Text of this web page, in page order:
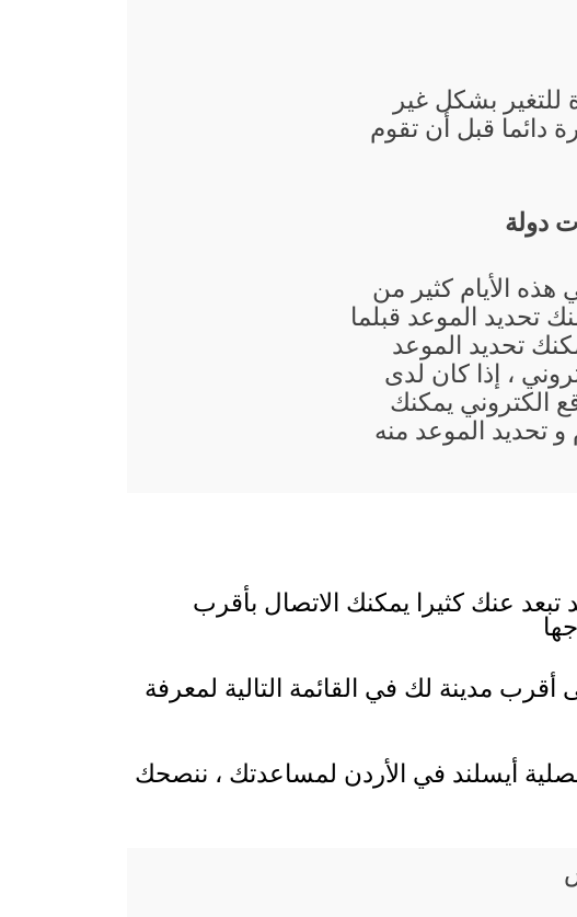
للتغير بشكل غير
دائما قبل أن تقوم
دولة
هذه الأيام كثير من
تحديد الموعد قبلما
تحديد الموعد
، إذا كان لدى
الكتروني يمكنك
تحديد الموعد منه
تبعد عنك كثيرا يمكنك الاتصال بأقرب
مدينة لك في القائمة التالية لمعرفة
أيسلند في الأردن لمساعدتك ، ننصحك